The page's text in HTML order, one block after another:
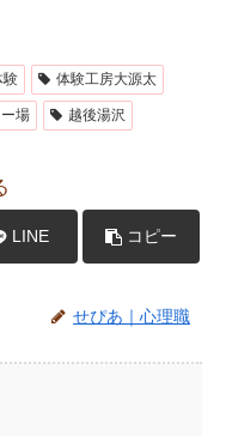
験 体験工房大源太
場 越後湯沢
LINE コピー
せぴあ｜心理職